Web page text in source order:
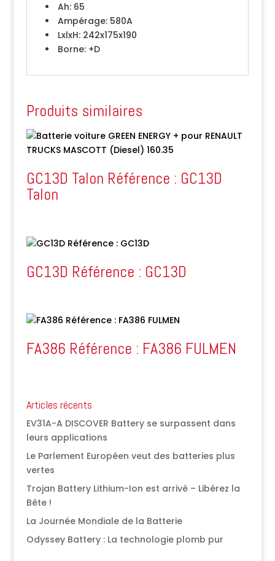
Ah:65
Ampérage:580A
LxlxH:242x175x190
Borne:+D
Produits similaires
GC13D Talon Référence : GC13D
Talon
GC13D Référence : GC13D
FA386 Référence : FA386 FULMEN
Articles récents
EV31A-A DISCOVER Battery se surpassent dans
leurs applications
Le Parlement Européen veut des batteries plus
vertes
Trojan Battery Lithium-Ion est arrivé – Libérez la
Bête !
La Journée Mondiale de la Batterie
Odyssey Battery : La technologie plomb pur